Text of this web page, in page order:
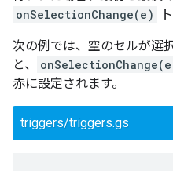
onSelectionChange(e)
次の例では、空のセルが選
と、
赤に設定されます。
triggers/triggers.gs